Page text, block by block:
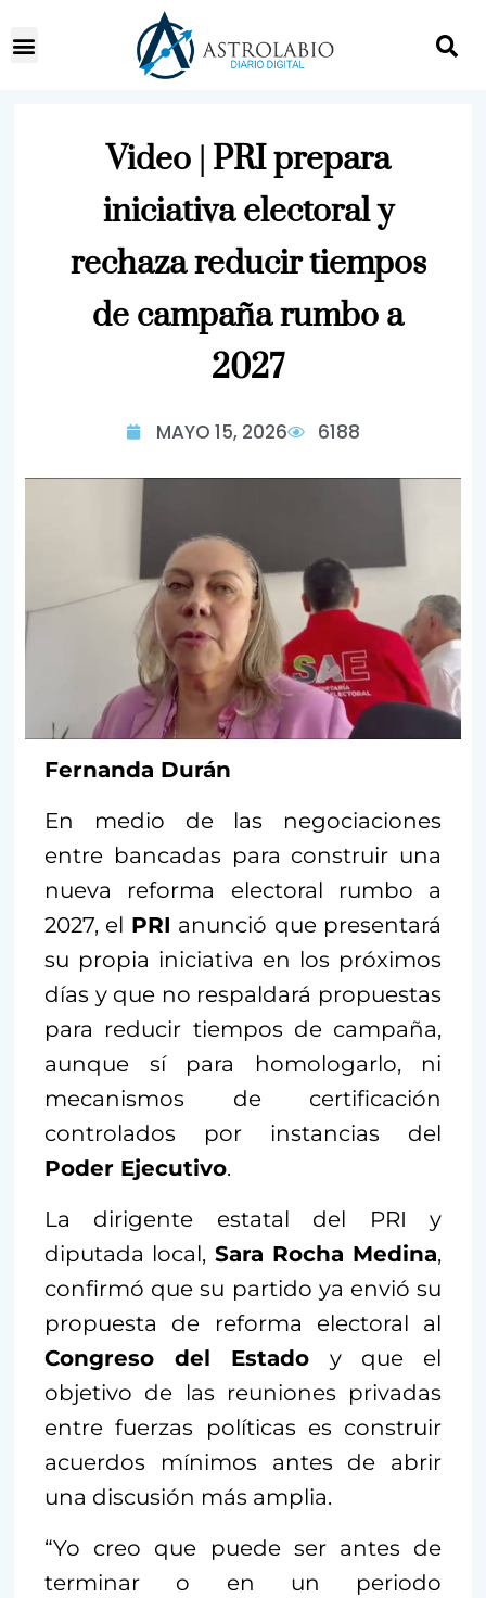
Video | PRI prepara
iniciativa electoral y
rechaza reducir tiempos
de campaña rumbo a
2027
MAYO 15, 2026 6188
Fernanda Durán
En medio de las negociaciones
entre bancadas para construir una
nueva reforma electoral rumbo a
2027, el PRI anunció que presentará
su propia iniciativa en los próximos
días y que no respaldará propuestas
para reducir tiempos de campaña,
aunque sí para homologarlo, ni
mecanismos de certificación
controlados por instancias del
Poder Ejecutivo.
La dirigente estatal del PRI y
diputada local, Sara Rocha Medina,
confirmó que su partido ya envió su
propuesta de reforma electoral al
Congreso del Estado y que el
objetivo de las reuniones privadas
entre fuerzas políticas es construir
acuerdos mínimos antes de abrir
una discusión más amplia.
“Yo creo que puede ser antes de
terminar o en un periodo